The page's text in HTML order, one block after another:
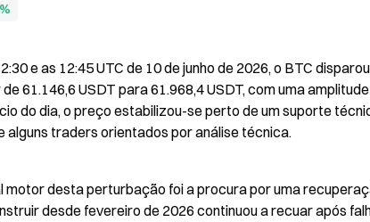
e as 12:45 UTC de 10 de junho de 2026, o BTC
61.146,6 USDT para 61.968,4 USDT, com uma
do dia, o preço estabilizou-se perto de um suporte
alguns traders orientados por análise técnica.
motor desta perturbação foi a procura por uma
desde fevereiro de 2026 continuou a recuar após